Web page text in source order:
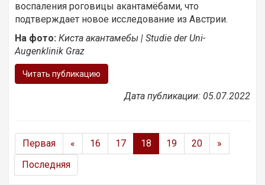
воспаления роговицы акантамёбами, что
подтверждает новое исследование из Австрии.
На фото: Киста акантамебы | Studie der Uni-
Augenklinik Graz
Читать публикацию
Дата публикации: 05.07.2022
Первая « 16 17 18 19 20
»
Последняя